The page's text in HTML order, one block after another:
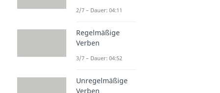
2/7 – Dauer: 04:11
Regelmäßige
Verben
3/7 – Dauer: 04:52
Unregelmäßige
Verben